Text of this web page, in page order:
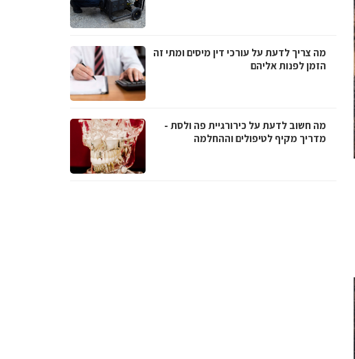
מה צריך לדעת על עורכי דין מיסים ומתי זה
הזמן לפנות אליהם
מה חשוב לדעת על כירורגיית פה ולסת -
מדריך מקיף לטיפולים וההחלמה